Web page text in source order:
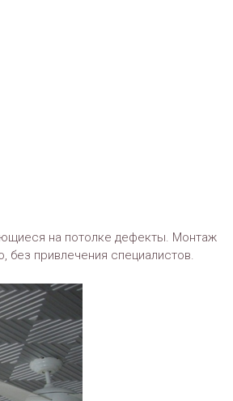
на потолке дефекты. Монтаж
без привлечения специалистов.